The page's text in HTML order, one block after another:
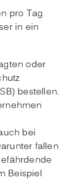
pro Tag
in ein
oder
bestellen.
bei
fallen
Beispiel